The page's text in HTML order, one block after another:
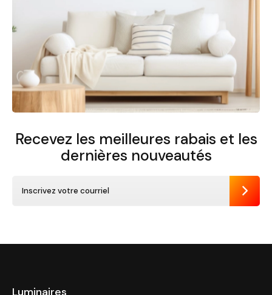
Recevez les meilleures rabais et les
dernières nouveautés